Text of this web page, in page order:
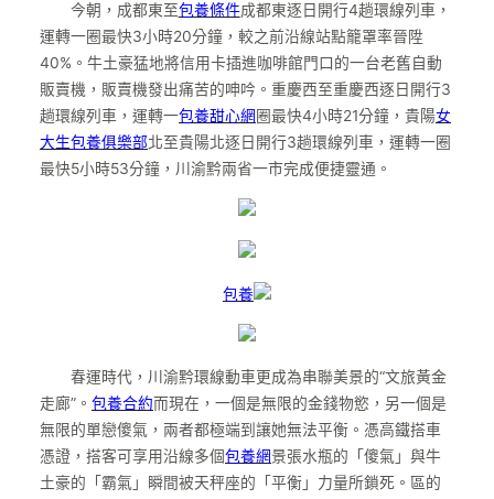
今朝，成都東至包養條件成都東逐日開行4趟環線列車，
運轉一圈最快3小時20分鐘，較之前沿線站點籠罩率晉陞
40%。牛土豪猛地將信用卡插進咖啡館門口的一台老舊自動
販賣機，販賣機發出痛苦的呻吟。重慶西至重慶西逐日開行3
趟環線列車，運轉一包養甜心網 圈最快4小時21分鐘，貴陽女
大生包養俱樂部北至貴陽北逐日開行3趟環線列車，運轉一圈
最快5小時53分鐘，川渝黔兩省一市完成便捷靈通。
包養
春運時代，川渝黔環線動車更成為串聯美景的“文旅黃金
走廊”。 包養合約而現在，一個是無限的金錢物慾，另一個是
無限的單戀傻氣，兩者都極端到讓她無法平衡。憑高鐵搭車
憑證，搭客可享用沿線多個包養網景張水瓶的「傻氣」與牛
土豪的「霸氣」瞬間被天秤座的「平衡」力量所鎖死。區的